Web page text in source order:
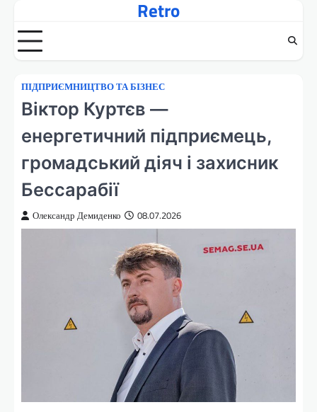
вмісту
Retro
ПІДПРИЄМНИЦТВО ТА БІЗНЕС
Віктор Куртєв —
енергетичний підприємець,
громадський діяч і захисник
Бессарабії
Олександр Демиденко 08.07.2026